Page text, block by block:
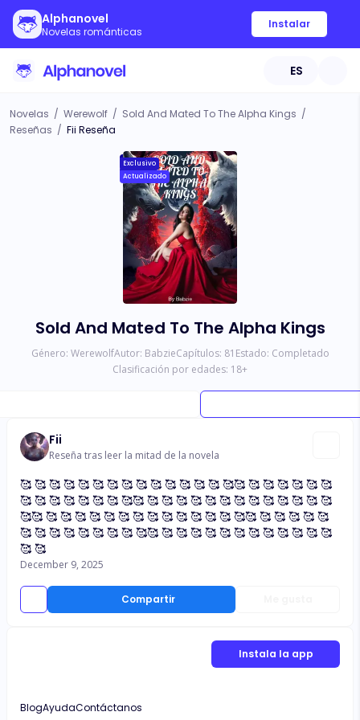
Alphanovel
Novelas románticas
Instalar
ES
Novelas / Werewolf / Sold And Mated To The Alpha Kings /
Reseñas / Fii Reseña
Exclusivo
Actualizado
Sold And Mated To The Alpha Kings
Género: WerewolfAutor: BabzieCapítulos: 81 Estado: Completado
Clasificación por edades: 18+
Fii
Reseña tras leer la mitad de la novela
Compartir
🥰 🥰 🥰 🥰 🥰 🥰 🥰 🥰 🥰 🥰 🥰 🥰 🥰 🥰 🥰🥰 🥰 🥰 🥰 🥰 🥰 🥰
🥰 🥰 🥰 🥰 🥰 🥰 🥰 🥰🥰 🥰 🥰 🥰 🥰 🥰 🥰 🥰 🥰 🥰 🥰 🥰 🥰 🥰
🥰🥰 🥰 🥰 🥰 🥰 🥰 🥰 🥰 🥰 🥰 🥰 🥰 🥰 🥰 🥰🥰 🥰 🥰 🥰 🥰 🥰
🥰 🥰 🥰 🥰 🥰 🥰 🥰 🥰 🥰🥰 🥰 🥰 🥰 🥰 🥰 🥰 🥰 🥰 🥰 🥰 🥰 🥰
🥰 🥰
December 9, 2025
Instala la app
BlogAyudaContáctanos